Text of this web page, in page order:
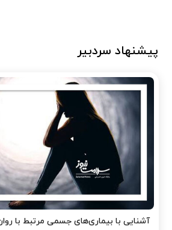
پیشنهاد سردبیر
آشنایی با بیماری‌های جسمی مرتبط با